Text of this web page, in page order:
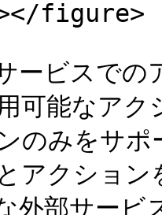
figure>
ービスで
可能なア
のみをサ
アクショ
外部サー